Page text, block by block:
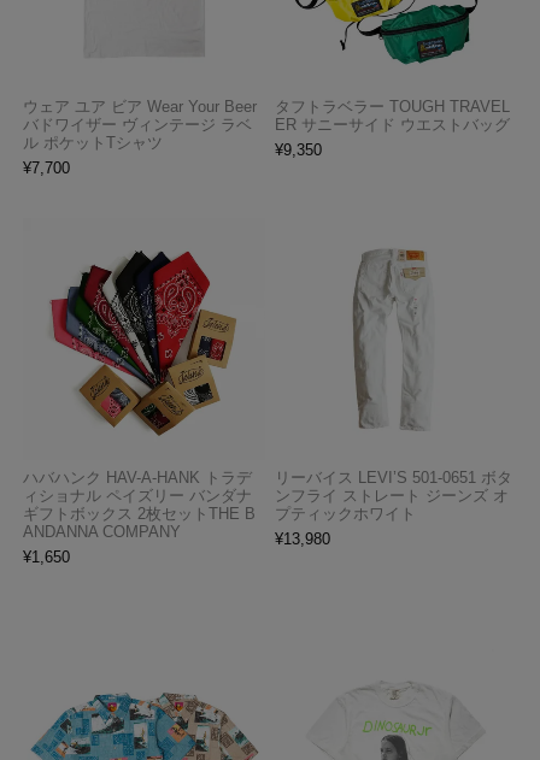
ウェア ユア ビア Wear Your Beer
バドワイザー ヴィンテージ ラベ
ル ポケットTシャツ
¥7,700
タフトラベラー TOUGH TRAVEL
ER サニーサイド ウエストバッグ
¥9,350
ハバハンク HAV-A-HANK トラデ
ィショナル ペイズリー バンダナ
ギフトボックス 2枚セットTHE B
ANDANNA COMPANY
¥1,650
リーバイス LEVI’S 501-0651 ボタ
ンフライ ストレート ジーンズ オ
プティックホワイト
¥13,980